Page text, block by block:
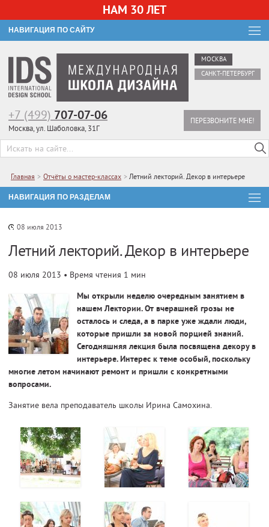
НАМ 30 ЛЕТ
НАВИГАЦИЯ ПО САЙТУ
МОСКВА
САНКТ-ПЕТЕРБУРГ
ПЕРЕЗВОНИТЕ МНЕ!
+7 (499) 707-07-06
Москва, ул. Шаболовка, 31Г
Главная > Отчёты о мастер-классах > Летний лекторий. Декор в интерьере
08 июля 2013
Летний лекторий. Декор в интерьере
08 июля 2013 • Время чтения 1 мин
Мы открыли неделю очередным занятием в
нашем Лектории. От вчерашней грозы не
осталось и следа, а в парке уже ждали люди,
которые пришли за новой порцией знаний.
Сегодняшняя лекция была посвящена декору в
интерьере. Интерес к теме особый, поскольку
многие летом начинают ремонт и пришли с конкретными
вопросами.
Занятие вела преподаватель школы Ирина Самохина.
НАВИГАЦИЯ ПО РАЗДЕЛАМ